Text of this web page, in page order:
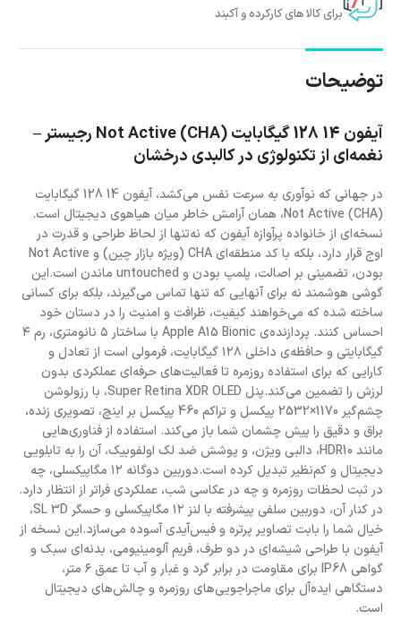
برای کالا های کارکرده و آکبند
توضیحات
آیفون 14 128 گیگابایت (CHA) Not Active رجیستر –
نغمه‌ای از تکنولوژی در کالبدی درخشان
در جهانی که نوآوری به سرعت نفس می‌کشد، آیفون 14 128 گیگابایت
(CHA) Not Active، همان آرامش خاطر میان هیاهوی دیجیتال است.
نسخه‌ای از خانواده پرآوازه آیفون که نه‌تنها از لحاظ طراحی و قدرت در
اوج قرار دارد، بلکه با کد منطقه‌ای CHA (ویژه بازار چین) و Not Active
بودن، تضمینی بر اصالت، پلمپ بودن و untouched ماندن است.این
گوشی هوشمند نه برای آنهایی که تنها تماس می‌گیرند، بلکه برای کسانی
ساخته شده که می‌خواهند کیفیت، ظرافت و امنیت را در دستان خود
احساس کنند. پردازنده‌ی Apple A15 Bionic با ساختار ۵ نانومتری، رم ۴
گیگابایتی و حافظه‌ی داخلی ۱۲۸ گیگابایت، فرمولی است از تعادل و
کارایی که برای استفاده روزمره تا فعالیت‌های حرفه‌ای عملکردی بدون
لرزش را تضمین می‌کند.پنل Super Retina XDR OLED، با رزولوشن
چشم‌گیر 1170×2532 پیکسل و تراکم 460 پیکسل بر اینچ، تصویری زنده،
براق و دقیق را پیش چشمان شما باز می‌کند. استفاده از فناوری‌هایی
مانند HDR10، دالبی ویژن، و پوشش ضد لک اولفوبیک، آن را به تابلویی
دیجیتال و کم‌نظیر تبدیل کرده است.دوربین دوگانه ۱۲ مگاپیکسلی، چه
در ثبت لحظات روزمره و چه در عکاسی شب، عملکردی فراتر از انتظار دارد.
در کنار آن، دوربین سلفی پیشرفته با لنز ۱۲ مگاپیکسلی و حسگر SL 3D،
خیال شما را بابت تصاویر پرتره و فیس‌آیدی آسوده می‌سازد.این نسخه از
آیفون با طراحی شیشه‌ای در دو طرف، فریم آلومینیومی، بدنه‌ای سبک و
گواهی IP68 برای مقاومت در برابر گرد و غبار و آب تا عمق ۶ متر،
دستگاهی ایده‌آل برای ماجراجویی‌های روزمره و چالش‌های دیجیتال
است.